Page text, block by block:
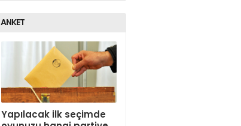
ANKET
Yapılacak ilk seçimde